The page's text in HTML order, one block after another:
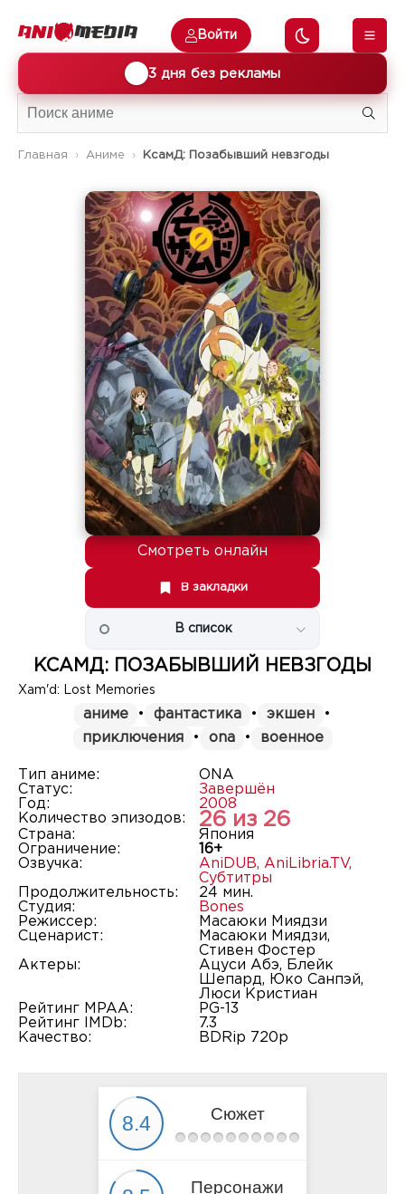
3 дня без рекламы
Войти
Главная Аниме КсамД: Позабывший невзгоды
Смотреть онлайн
В закладки
В список
КСАМД: ПОЗАБЫВШИЙ НЕВЗГОДЫ
Xam'd: Lost Memories
аниме • фантастика • экшен
•
приключения
• ona • военное
Тип аниме:
ONA
Статус:
Завершён
Год:
2008
Количество эпизодов:
26 из 26
Страна:
Япония
Ограничение:
16+
Озвучка:
AniDUB, AniLibria.TV,
Субтитры
Продолжительность:
24 мин.
Студия:
Bones
Режиссер:
Масаюки Миядзи
Сценарист:
Масаюки Миядзи,
Стивен Фостер
Актеры:
Ацуси Абэ, Блейк
Шепард, Юко Санпэй,
Люси Кристиан
Рейтинг MPAA:
PG-13
Рейтинг IMDb:
7.3
Качество:
BDRip 720p
Сюжет
Персонажи